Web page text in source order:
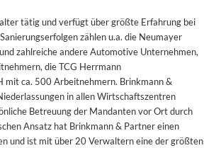
tätig und verfügt über größte Erfahrung bei
zählen u.a. die Neumayer
zahlreiche andere Automotive Unternehmen,
die TCG Herrmann
mit ca. 500 Arbeitnehmern. Brinkmann &
in allen Wirtschaftszentren
Betreuung der Mandanten vor Ort durch
Ansatz hat Brinkmann & Partner einen
und ist mit über 20 Verwaltern eine der größten